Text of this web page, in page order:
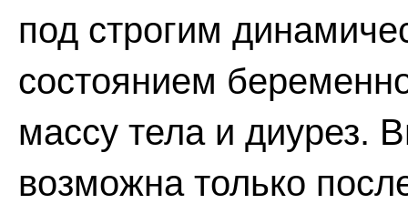
под строгим
состоянием
массу тела и диурез.
возможна только